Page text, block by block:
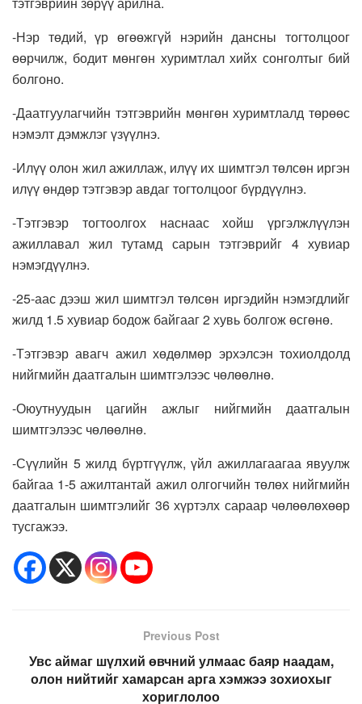
-Нэр төдий, үр өгөөжгүй нэрийн дансны тогтолцоог
өөрчилж, бодит мөнгөн хуримтлал хийх сонголтыг бий
болгоно.
-Даатгуулагчийн тэтгэврийн мөнгөн хуримтлалд төрөөс
нэмэлт дэмжлэг үзүүлнэ.
-Илүү олон жил ажиллаж, илүү их шимтгэл төлсөн иргэн
илүү өндөр тэтгэвэр авдаг тогтолцоог бүрдүүлнэ.
-Тэтгэвэр тогтоолгох наснаас хойш үргэлжлүүлэн
ажиллавал жил тутамд сарын тэтгэврийг 4 хувиар
нэмэгдүүлнэ.
-25-аас дээш жил шимтгэл төлсөн иргэдийн нэмэгдлийг
жилд 1.5 хувиар бодож байгааг 2 хувь болгож өсгөнө.
-Тэтгэвэр авагч ажил хөдөлмөр эрхэлсэн тохиолдолд
нийгмийн даатгалын шимтгэлээс чөлөөлнө.
-Оюутнуудын цагийн ажлыг нийгмийн даатгалын
шимтгэлээс чөлөөлнө.
-Сүүлийн 5 жилд бүртгүүлж, үйл ажиллагаагаа явуулж
байгаа 1-5 ажилтантай ажил олгогчийн төлөх нийгмийн
даатгалын шимтгэлийг 36 хүртэлх сараар чөлөөлөхөөр
тусгажээ.
Previous Post
Увс аймаг шүлхий өвчний улмаас баяр наадам,
олон нийтийг хамарсан арга хэмжээ зохиохыг
хориглолоо